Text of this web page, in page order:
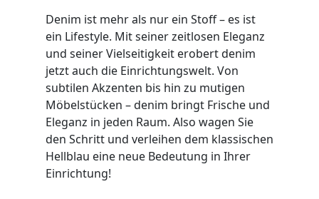
Denim ist mehr als nur ein Stoff – es ist
ein Lifestyle. Mit seiner zeitlosen Eleganz
und seiner Vielseitigkeit erobert denim
jetzt auch die Einrichtungswelt. Von
subtilen Akzenten bis hin zu mutigen
Möbelstücken – denim bringt Frische und
Eleganz in jeden Raum. Also wagen Sie
den Schritt und verleihen dem klassischen
Hellblau eine neue Bedeutung in Ihrer
Einrichtung!